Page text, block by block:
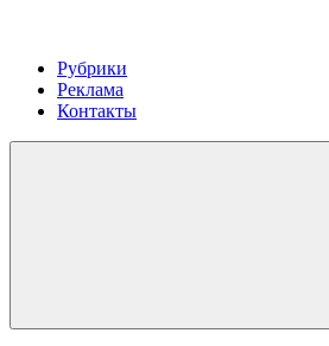
Рубрики
Реклама
Контакты